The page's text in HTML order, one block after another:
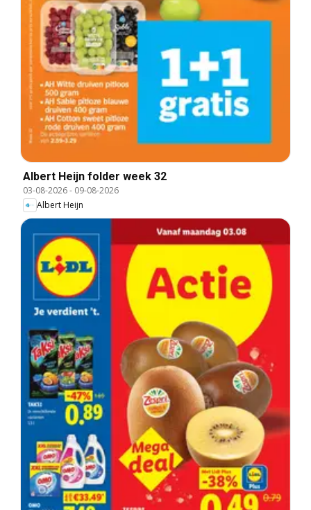
Albert Heijn folder week 32
03-08-2026- 09-08-2026
Albert Heijn